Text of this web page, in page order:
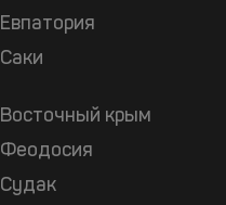
Евпатория
Саки
Восточный крым
Феодосия
Судак